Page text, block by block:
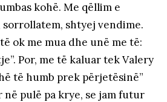
kohë. Me qëllim e
shtyej vendime.
ok me mua dhe unë me të:
Por, me të kaluar tek Valery
të humb prek përjetësinë”
pulë pa krye, se jam futur